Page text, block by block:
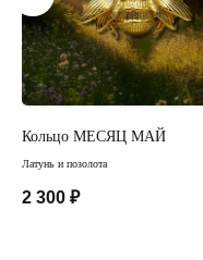
Кольцо МЕСЯЦ МАЙ
Латунь и позолота
2 300 ₽